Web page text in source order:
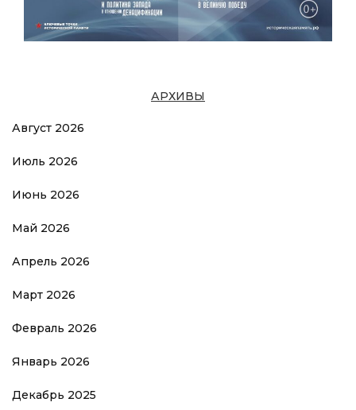
АРХИВЫ
Август 2026
Июль 2026
Июнь 2026
Май 2026
Апрель 2026
Март 2026
Февраль 2026
Январь 2026
Декабрь 2025